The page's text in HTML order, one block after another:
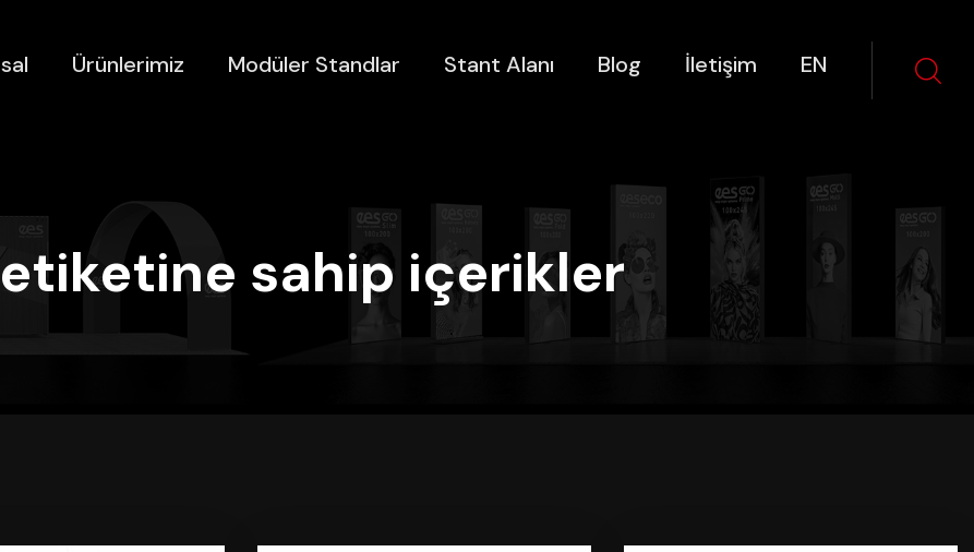
Ürünlerimiz Modüler Standlar Stant Alanı Blog İletişim EN
sahip içerikler